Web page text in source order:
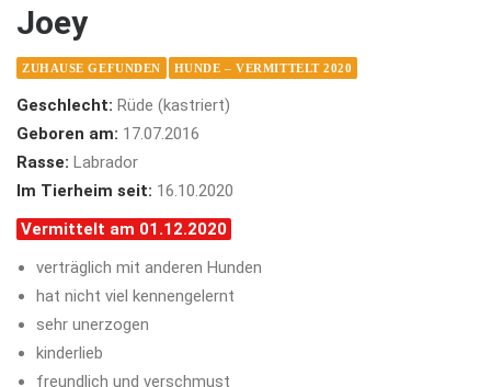
Joey
ZUHAUSE GEFUNDEN HUNDE – VERMITTELT 2020
Geschlecht: Rüde (kastriert)
Geboren am: 17.07.2016
Rasse: Labrador
Im Tierheim seit: 16.10.2020
Vermittelt am 01.12.2020
verträglich mit anderen Hunden
hat nicht viel kennengelernt
sehr unerzogen
kinderlieb
freundlich und verschmust